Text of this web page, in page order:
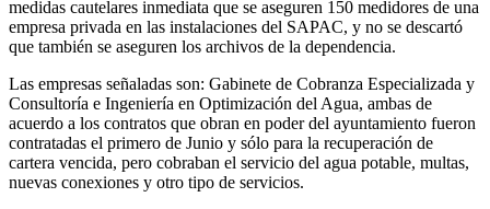
medidas cautelares inmediata que se aseguren 150 medidores de una
empresa privada en las instalaciones del SAPAC, y no se descartó
que también se aseguren los archivos de la dependencia.
Las empresas señaladas son: Gabinete de Cobranza Especializada y
Consultoría e Ingeniería en Optimización del Agua, ambas de
acuerdo a los contratos que obran en poder del ayuntamiento fueron
contratadas el primero de Junio y sólo para la recuperación de
cartera vencida, pero cobraban el servicio del agua potable, multas,
nuevas conexiones y otro tipo de servicios.